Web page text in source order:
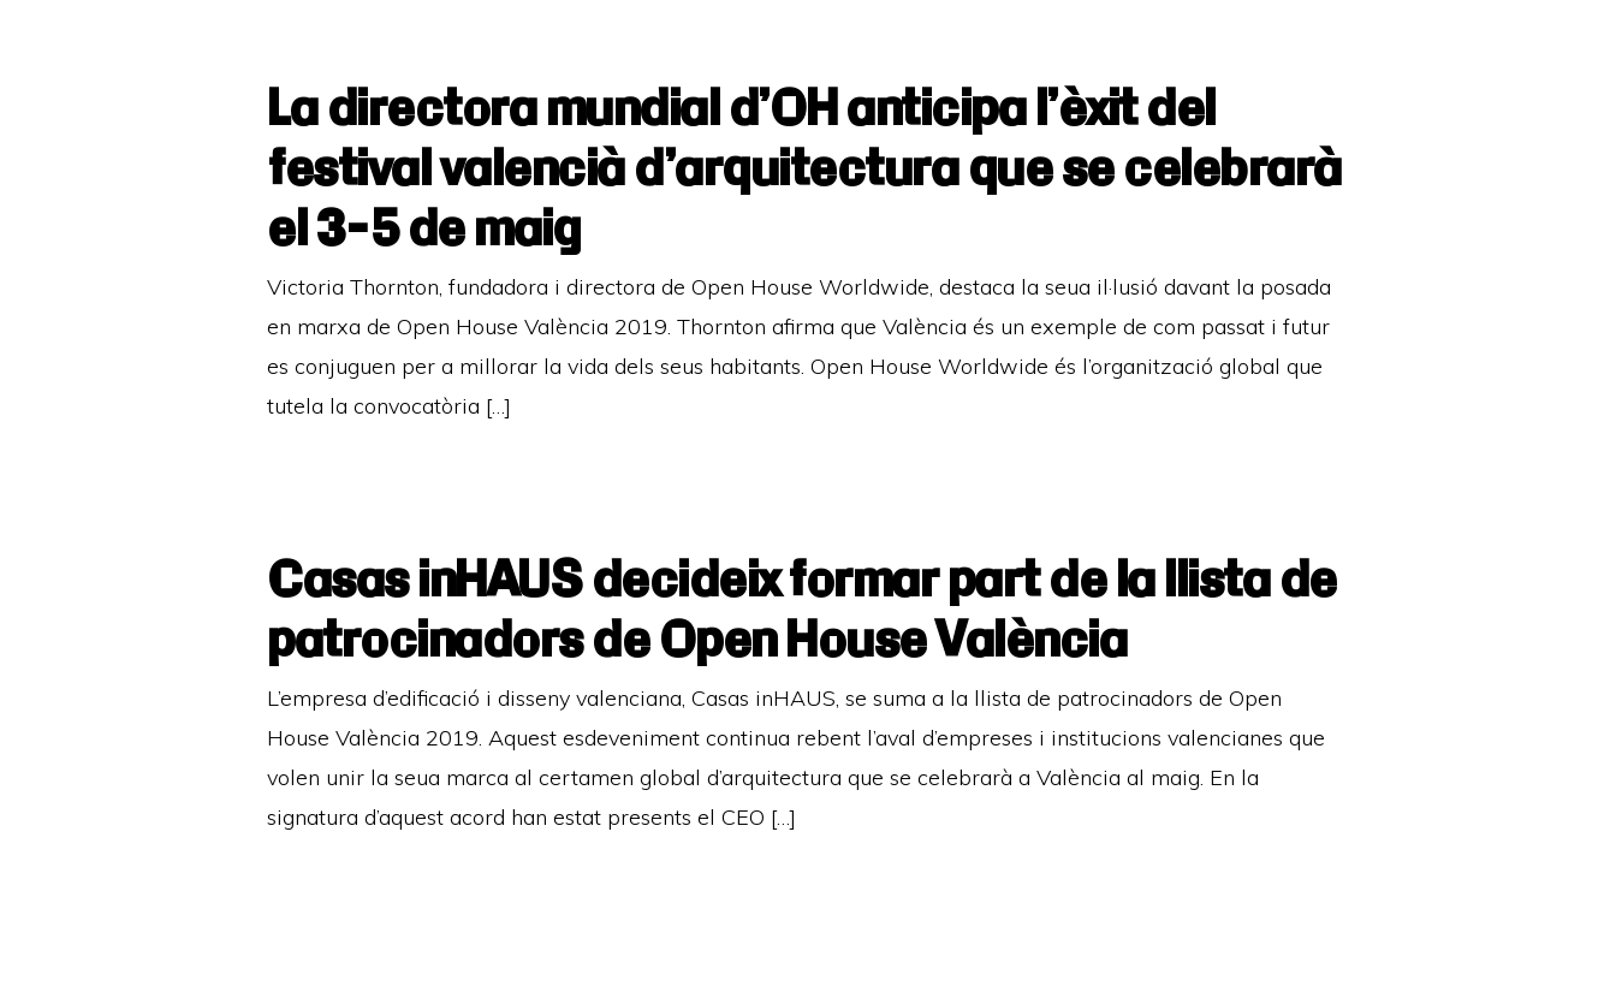
La directora mundial d’OH anticipa l’èxit del
festival valencià d’arquitectura que se celebrarà
el 3-5 de maig
Victoria Thornton, fundadora i directora de Open House Worldwide, destaca la seua il·lusió davant la posada
en marxa de Open House València 2019. Thornton afirma que València és un exemple de com passat i futur
es conjuguen per a millorar la vida dels seus habitants. Open House Worldwide és l’organització global que
tutela la convocatòria […]
Casas inHAUS decideix formar part de la llista de
patrocinadors de Open House València
L’empresa d’edificació i disseny valenciana, Casas inHAUS, se suma a la llista de patrocinadors de Open
House València 2019. Aquest esdeveniment continua rebent l’aval d’empreses i institucions valencianes que
volen unir la seua marca al certamen global d’arquitectura que se celebrarà a València al maig. En la
signatura d’aquest acord han estat presents el CEO […]